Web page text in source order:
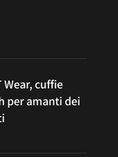
Wear, cuffie
per amanti dei